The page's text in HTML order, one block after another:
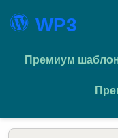
WP3
Премиум